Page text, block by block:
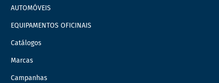
AUTOMÓVEIS
EQUIPAMENTOS OFICINAIS
Catálogos
Marcas
Campanhas